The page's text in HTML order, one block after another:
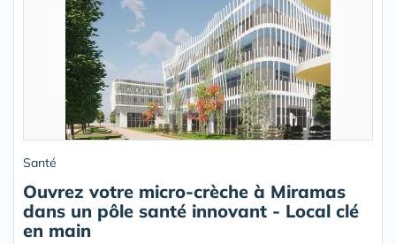
Santé
Ouvrez votre micro-crèche à Miramas
dans un pôle santé innovant - Local clé
en main